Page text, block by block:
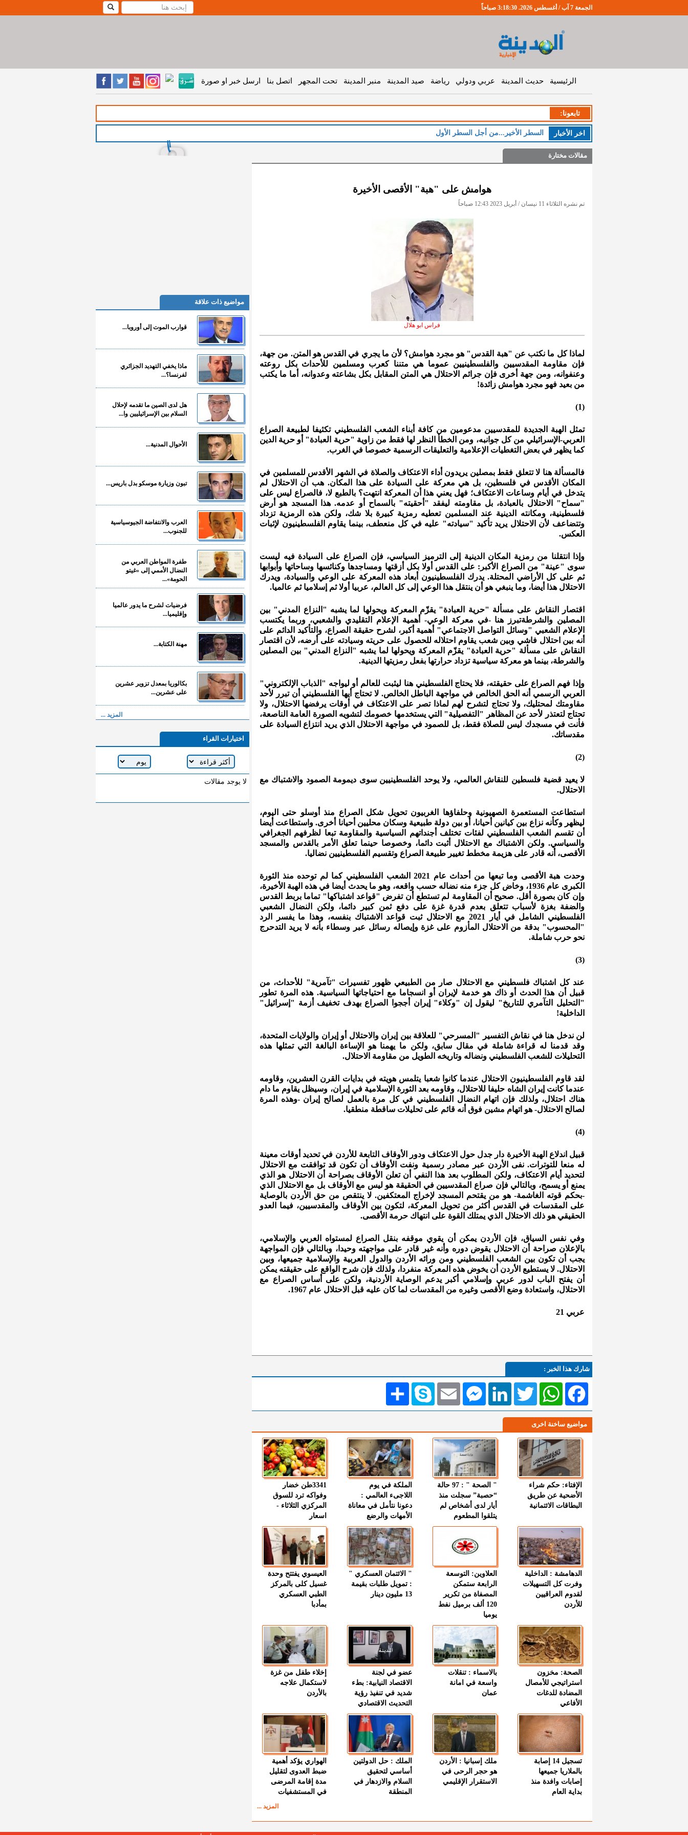
الجمعة 7 آب / أغسطس 2026. 3:18:31 صباحاً
الرئيسية حديث المدينة عربي ودولي رياضة صيد المدينة منبر المدينة تحت المجهر اتصل بنا ارسل خبر او صورة
تابعونا:
اخر اﻷخبار
مقالات مختارة
هوامش على "هبة" الأقصى الأخيرة
تم نشره الثلاثاء 11 نيسان / أبريل 2023 12:43 صباحاً
فراس ابو هلال
لماذا كل ما نكتب عن "هبة القدس" هو مجرد هوامش؟ لأن ما يجري في القدس هو المتن. من جهة،
فإن مقاومة المقدسيين والفلسطينيين عموما هي متننا كعرب ومسلمين للأحداث بكل روعته
وعنفوانه، ومن جهة أخرى فإن جرائم الاحتلال هي المتن المقابل بكل بشاعته وعدوانه، أما ما يكتب
من بعيد فهو مجرد هوامش زائدة!
(1)
تمثل الهبة الجديدة للمقدسيين مدعومين من كافة أبناء الشعب الفلسطيني تكثيفا لطبيعة الصراع
العربي-الإسرائيلي من كل جوانبه، ومن الخطأ النظر لها فقط من زاوية "حرية العبادة" أو حرية الدين
كما يظهر في بعض التغطيات الإعلامية والتعليقات الرسمية خصوصا في الغرب.
فالمسألة هنا لا تتعلق فقط بمصلين يريدون أداء الاعتكاف والصلاة في الشهر الأقدس للمسلمين في
المكان الأقدس في فلسطين، بل هي معركة على السيادة على هذا المكان. هب أن الاحتلال لم
يتدخل في أيام وساعات الاعتكاف؛ فهل يعني هذا أن المعركة انتهت؟ بالطبع لا، فالصراع ليس على
"سماح" الاحتلال بالعبادة، بل مقاومته ليفقد "أحقيته" بالسماح أو عدمه. هذا المسجد هو أرض
فلسطينية، ومكانته الدينية عند المسلمين تعطيه رمزية كبيرة بلا شك، ولكن هذه الرمزية تزداد
وتتضاعف لأن الاحتلال يريد تأكيد "سيادته" عليه في كل منعطف، بينما يقاوم الفلسطينيون لإثبات
العكس.
وإذا انتقلنا من رمزية المكان الدينية إلى الترميز السياسي، فإن الصراع على السيادة فيه ليست
سوى "عينة" من الصراع الأكبر: على القدس أولا بكل أزقتها ومساجدها وكنائسها وساحاتها وأبوابها
ثم على كل الأراضي المحتلة. يدرك الفلسطينيون أبعاد هذه المعركة على الوعي والسيادة، ويدرك
الاحتلال هذا أيضا، وما ينبغي هو أن ينتقل هذا الوعي إلى كل العالم، عربيا أولا ثم إسلاميا ثم عالميا.
اقتصار النقاش على مسألة "حرية العبادة" يقزّم المعركة ويحولها لما يشبه "النزاع المدني" بين
المصلين والشرطةتبرز هنا -في معركة الوعي- أهمية الإعلام التقليدي والشعبي، وربما يكتسب
الإعلام الشعبي "وسائل التواصل الاجتماعي" أهمية أكبر، لشرح حقيقة الصراع، والتأكيد الدائم على
أنه بين احتلال فاشي وبين شعب يقاوم احتلاله للحصول على حريته وسيادته على أرضه، لأن اقتصار
النقاش على مسألة "حرية العبادة" يقزّم المعركة ويحولها لما يشبه "النزاع المدني" بين المصلين
والشرطة، بينما هو معركة سياسية تزداد حرارتها بفعل رمزيتها الدينية.
وإذا فهم الصراع على حقيقته، فلا يحتاج الفلسطيني هنا ليثبت للعالم أو ليواجه "الذباب الإلكتروني"
العربي الرسمي أنه الحق الخالص في مواجهة الباطل الخالص. لا تحتاج أيها الفلسطيني أن تبرر لأحد
مقاومتك لمحتليك، ولا تحتاج لتشرح لهم لماذا تصر على الاعتكاف في أوقات يرفضها الاحتلال، ولا
تحتاج لتعتذر لأحد عن المظاهر "التفصيلية" التي يستخدمها خصومك لتشويه الصورة العامة الناصعة،
فأنت في مسجدك ليس للصلاة فقط، بل للصمود في مواجهة الاحتلال الذي يريد انتزاع السيادة على
مقدساتك.
(2)
لا يعيد قضية فلسطين للنقاش العالمي، ولا يوحد الفلسطينيين سوى ديمومة الصمود والاشتباك مع
الاحتلال.
استطاعت المستعمرة الصهيونية وحلفاؤها الغربيون تحويل شكل الصراع منذ أوسلو حتى اليوم،
ليظهر وكأنه نزاع بين كيانين أحيانا، أو بين دولة طبيعية وسكان محليين أحيانا أخرى. واستطاعت أيضا
أن تقسم الشعب الفلسطيني لفئات تختلف أجنداتهم السياسية والمقاومة تبعا لظرفهم الجغرافي
والسياسي. ولكن الاشتباك مع الاحتلال أثبت دائما، وخصوصا حينما تعلق الأمر بالقدس والمسجد
الأقصى، أنه قادر على هزيمة مخطط تغيير طبيعة الصراع وتقسيم الفلسطينيين نضاليا.
وحدت هبة الأقصى وما تبعها من أحداث عام 2021 الشعب الفلسطيني كما لم توحده منذ الثورة
الكبرى عام 1936، وخاض كل جزء منه نضاله حسب واقعه، وهو ما يحدث أيضا في هذه الهبة الأخيرة،
وإن كان بصورة أقل. صحيح أن المقاومة لم تستطع أن تفرض "قواعد اشتباكها" تماما بربط القدس
والضفة بغزة لأسباب تتعلق بعدم قدرة غزة على دفع ثمن كبير دائما، ولكن النضال الشعبي
الفلسطيني الشامل في أيار 2021 مع الاحتلال ثبت قواعد الاشتباك بنفسه، وهذا ما يفسر الرد
"المحسوب" بدقة من الاحتلال المأزوم على غزة وإيصاله رسائل عبر وسطاء بأنه لا يريد التدحرج
نحو حرب شاملة.
(3)
عند كل اشتباك فلسطيني مع الاحتلال صار من الطبيعي ظهور تفسيرات "تآمرية" للأحداث، من
قبيل أن هذا الحدث أو ذاك هو خدمة لإيران أو انسجاما مع احتياجاتها السياسية. هذه المرة تطور
"التحليل التآمري للتاريخ" ليقول إن "وكلاء" إيران أججوا الصراع بهدف تخفيف أزمة "إسرائيل"
الداخلية!
لن ندخل هنا في نقاش التفسير "المسرحي" للعلاقة بين إيران والاحتلال أو إيران والولايات المتحدة،
وقد قدمنا له قراءة شاملة في مقال سابق، ولكن ما يهمنا هو الإساءة البالغة التي تمثلها هذه
التحليلات للشعب الفلسطيني ونضاله وتاريخه الطويل من مقاومة الاحتلال.
لقد قاوم الفلسطينيون الاحتلال عندما كانوا شعبا يتلمس هويته في بدايات القرن العشرين، وقاومه
عندما كانت إيران الشاه حليفا للاحتلال، وقاومه بعد الثورة الإسلامية في إيران، وسيظل يقاوم ما دام
هناك احتلال، ولذلك فإن اتهام النضال الفلسطيني في كل مرة بالعمل لصالح إيران -وهذه المرة
لصالح الاحتلال- هو اتهام مشين فوق أنه قائم على تحليلات ساقطة منطقيا.
(4)
قبيل اندلاع الهبة الأخيرة دار جدل حول الاعتكاف ودور الأوقاف التابعة للأردن في تحديد أوقات معينة
له منعا للتوترات. نفى الأردن عبر مصادر رسمية ونفت الأوقاف أن تكون قد توافقت مع الاحتلال
لتحديد أيام الاعتكاف، ولكن المطلوب بعد هذا النفي أن تعلن الأوقاف بصراحة أن الاحتلال هو الذي
يمنع أو يسمح، وبالتالي فإن صراع المقدسيين في الحقيقة هو ليس مع الأوقاف بل مع الاحتلال الذي
-بحكم قوته الغاشمة- هو من يقتحم المسجد لإخراج المعتكفين. لا ينتقص من حق الأردن بالوصاية
على المقدسات في القدس أكثر من تحويل المعركة، لتكون بين الأوقاف والمقدسيين، فيما العدو
الحقيقي هو ذلك الاحتلال الذي يمتلك القوة على انتهاك حرمة الأقصى.
وفي نفس السياق، فإن الأردن يمكن أن يقوي موقفه بنقل الصراع لمستواه العربي والإسلامي،
بالإعلان صراحة أن الاحتلال يقوض دوره وأنه غير قادر على مواجهته وحيدا، وبالتالي فإن المواجهة
يجب أن تكون بين الشعب الفلسطيني ومن ورائه الأردن والدول العربية والإسلامية جميعها، وبين
الاحتلال. لا يستطيع الأردن أن يخوض هذه المعركة منفردا، ولذلك فإن شرح الواقع على حقيقته يمكن
أن يفتح الباب لدور عربي وإسلامي أكبر يدعم الوصاية الأردنية، ولكن على أساس الصراع مع
الاحتلال، واستعادة وضع الأقصى وغيره من المقدسات لما كان عليه قبل الاحتلال عام 1967.
عربي 21
شارك هذا الخبر :
انشر Skype EmailMessengerLinkedIn TwitterWhatsAppFacebook
مواضيع ساخنة اخرى
الإفتاء: حكم شراء
الأضحية عن طريق
البطاقات الائتمانية
" الصحة " : 97 حالة
“حصبة” سجلت منذ
أيار لدى أشخاص لم
يتلقوا المطعوم
الملكة في يوم
اللاجىء العالمي :
دعونا نتأمل في معاناة
الأمهات والرضع
3341طن خضار
وفواكه ترد للسوق
المركزي الثلاثاء -
اسعار
الدهامشة : الداخلية
وفرت كل التسهيلات
لقدوم العراقيين
للأردن
العلاوين: التوسعة
الرابعة ستمكن
المصفاة من تكرير
120 ألف برميل نفط
يوميا
" الائتمان العسكري "
: تمويل طلبات بقيمة
13 مليون دينار
العيسوي يفتتح وحدة
غسيل كلى بالمركز
الطبي العسكري
بمأدبا
الصحة: مخزون
استراتيجي للأمصال
المضادة للدغات
الأفاعي
بالاسماء : تنقلات
واسعة في امانة
عمان
عضو في لجنة
الاقتصاد النيابية: بطء
شديد في تنفيذ رؤية
التحديث الاقتصادي
إخلاء طفل من غزة
لاستكمال علاجه
بالأردن
تسجيل 14 إصابة
بالملاريا جميعها
إصابات وافدة منذ
بداية العام
ملك إسبانيا : الأردن
هو حجر الرحى في
الاستقرار الإقليمي
الملك : حل الدولتين
أساسي لتحقيق
السلام والازدهار في
المنطقة
الهواري يؤكد أهمية
ضبط العدوى لتقليل
مدة إقامة المرضى
في المستشفيات
المزيد ...
مواضيع ذات علاقة
قوارب الموت إلى أوروبا...
ماذا يخفي التهديد الجزائري
لفرنسا؟...
هل لدى الصين ما تقدمه لإحلال
السلام بين الإسرائيليين وا...
الأحوال المدنية...
تبون وزيارة موسكو بدل باريس...
العرب والانتفاضة الجيوسياسية
للجنوب...
طفرة المواطن العربي من
النضال الأممي إلى «غيتو
الحومة»...
فرضيات لشرح ما يدور عالميا
وإقليميا...
مهنة الكتابة...
بكالوريا بمعدل تزوير عشرين
على عشرين...
المزيد ...
اختيارات القراء
لا يوجد مقالات